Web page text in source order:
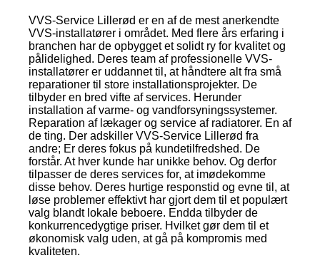
VVS-Service Lillerød er en af de mest anerkendte
VVS-installatører i området. Med flere års erfaring i
branchen har de opbygget et solidt ry for kvalitet og
pålidelighed. Deres team af professionelle VVS-
installatører er uddannet til, at håndtere alt fra små
reparationer til store installationsprojekter. De
tilbyder en bred vifte af services. Herunder
installation af varme- og vandforsyningssystemer.
Reparation af lækager og service af radiatorer. En af
de ting. Der adskiller VVS-Service Lillerød fra
andre; Er deres fokus på kundetilfredshed. De
forstår. At hver kunde har unikke behov. Og derfor
tilpasser de deres services for, at imødekomme
disse behov. Deres hurtige responstid og evne til, at
løse problemer effektivt har gjort dem til et populært
valg blandt lokale beboere. Endda tilbyder de
konkurrencedygtige priser. Hvilket gør dem til et
økonomisk valg uden, at gå på kompromis med
kvaliteten.